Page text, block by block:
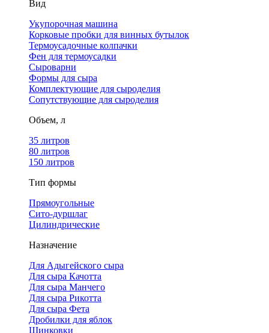
Вид
Укупорочная машина
Корковые пробки для винных бутылок
Термоусадочные колпачки
Фен для термоусадки
Сыроварни
Формы для сыра
Комплектующие для сыроделия
Сопутствующие для сыроделия
Объем, л
35 литров
80 литров
150 литров
Тип формы
Прямоугольные
Сито-дуршлаг
Цилиндрические
Назначение
Для Адыгейского сыра
Для сыра Качотта
Для сыра Манчего
Для сыра Рикотта
Для сыра Фета
Дробилки для яблок
Шинковки